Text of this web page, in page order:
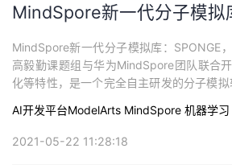
MindSpore新一代分子模拟
MindSpore新一代分子模拟库：SPONGE
高毅勤课题组与华为MindSpore团队联合
化等特性，是一个完全自主研发的分子模
过程，利用MindSpore自动微分的特性，
与传统分子模拟进行结合。
AI开发平台ModelArts MindSpore 机器学习
2021-05-22 11:28:18